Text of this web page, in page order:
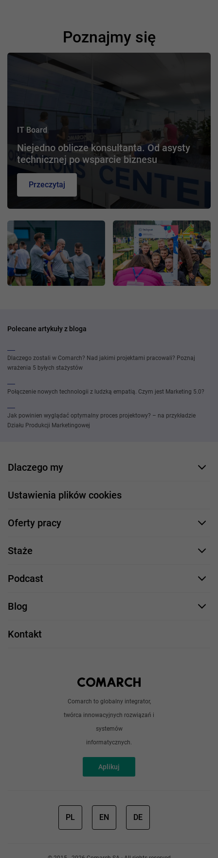
Poznajmy się
IT Board
Niejedno oblicze konsultanta. Od asysty
technicznej po wsparcie biznesu
Przeczytaj
Polecane artykuły z bloga
Dlaczego zostali w Comarch? Nad jakimi projektami pracowali? Poznaj
wrażenia 5 byłych stażystów
Połączenie nowych technologii z ludzką empatią. Czym jest Marketing 5.0?
Jak powinien wyglądać optymalny proces projektowy? – na przykładzie
Działu Produkcji Marketingowej
Comarch to globalny integrator,
twórca innowacyjnych rozwiązań i
systemów
informatycznych.
Aplikuj
Dlaczego my
Nasi pracownicy
Nasze projekty
Profile zawodowe
Ustawienia plików cookies
Oferty pracy
Formularz aplikacyjny
.NET
C++
Doświadczeni programiści
Staże
Staże IT
Podcast
Comarch Careers
Blog
Praca w IT
Kontakt
PL EN DE